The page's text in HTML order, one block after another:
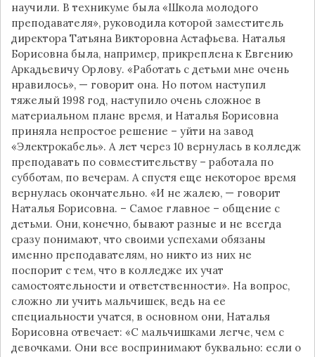
научили. В техникуме была «Школа молодого
преподавателя», руководила которой заместитель
директора Татьяна Викторовна Астафьева. Наталья
Борисовна была, например, прикреплена к Евгению
Аркадьевичу Орлову. «Работать с детьми мне очень
нравилось», — говорит она. Но потом наступил
тяжелый 1998 год, наступило очень сложное в
материальном плане время, и Наталья Борисовна
приняла непростое решение – уйти на завод
«Электрокабель». А лет через 10 вернулась в колледж
преподавать по совместительству – работала по
субботам, по вечерам. А спустя еще некоторое время
вернулась окончательно. «И не жалею, — говорит
Наталья Борисовна. – Самое главное – общение с
детьми. Они, конечно, бывают разные и не всегда
сразу понимают, что своими успехами обязаны
именно преподавателям, но никто из них не
поспорит с тем, что в колледже их учат
самостоятельности и ответственности». На вопрос,
сложно ли учить мальчишек, ведь на ее
специальности учатся, в основном они, Наталья
Борисовна отвечает: «С мальчишками легче, чем с
девочками. Они все воспринимают буквально: если о